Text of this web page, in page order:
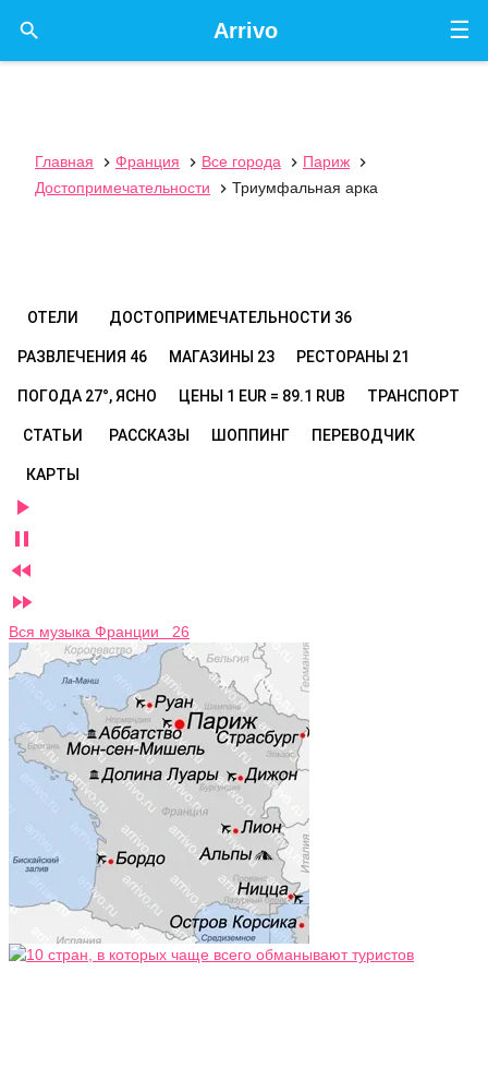
☰
Arrivo

Главная  Франция  Все города  Париж

Достопримечательности
 Триумфальная арка
ОТЕЛИ ДОСТОПРИМЕЧАТЕЛЬНОСТИ 36
РАЗВЛЕЧЕНИЯ 46 МАГАЗИНЫ 23 РЕСТОРАНЫ 21
ПОГОДА 27°, ЯСНО ЦЕНЫ 1 EUR = 89.1 RUB ТРАНСПОРТ
СТАТЬИ РАССКАЗЫ ШОППИНГ ПЕРЕВОДЧИК
КАРТЫ




Вся музыка Франции 26